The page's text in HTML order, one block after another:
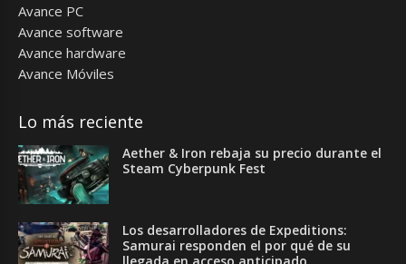
Avance PC
Avance software
Avance hardware
Avance Móviles
Lo más reciente
Aether & Iron rebaja su precio durante el
Steam Cyberpunk Fest
Los desarrolladores de Expeditions:
Samurai responden el por qué de su